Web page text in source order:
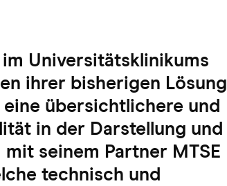
Universitätsklinikums
ihrer bisherigen Lösung
übersichtlichere und
in der Darstellung und
seinem Partner MTSE
technisch und